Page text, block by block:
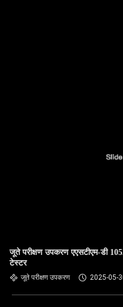
जूते परीक्षण उपकरण एएसटीएम-डी
टेस्टर
जूते परीक्षण उपकरण 2025-05-